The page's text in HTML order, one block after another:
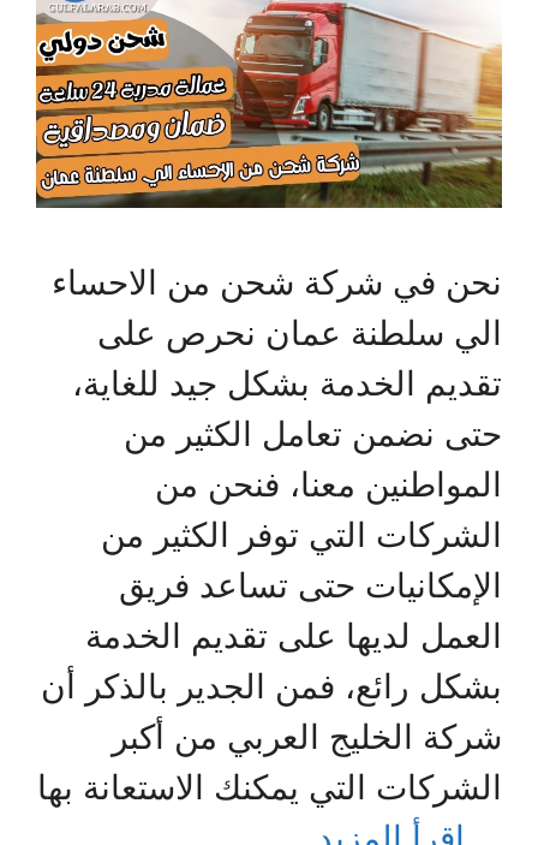
نحن في شركة شحن من الاحساء
الي سلطنة عمان نحرص على
تقديم الخدمة بشكل جيد للغاية،
حتى نضمن تعامل الكثير من
المواطنين معنا، فنحن من
الشركات التي توفر الكثير من
الإمكانيات حتى تساعد فريق
العمل لديها على تقديم الخدمة
بشكل رائع، فمن الجدير بالذكر أن
شركة الخليج العربي من أكبر
الشركات التي يمكنك الاستعانة بها